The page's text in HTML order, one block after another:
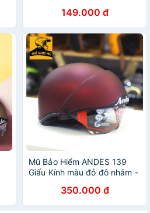
149.000 đ
Mũ Bảo Hiểm ANDES 139
Giấu Kính màu đỏ đô nhám -
350.000 đ